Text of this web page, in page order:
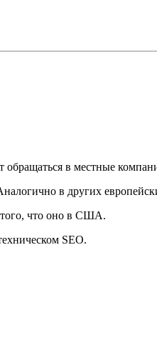
в местные
в других
того, что оно в США.
SEO.